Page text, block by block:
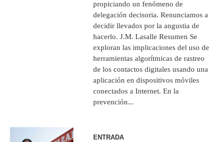
propiciando un fenómeno de
delegación decisoria. Renunciamos a
decidir llevados por la angustia de
hacerlo. J.M. Lasalle Resumen Se
exploran las implicaciones del uso de
herramientas algorítmicas de rastreo
de los contactos digitales usando una
aplicación en dispositivos móviles
conectados a Internet. En la
prevención...
ENTRADA